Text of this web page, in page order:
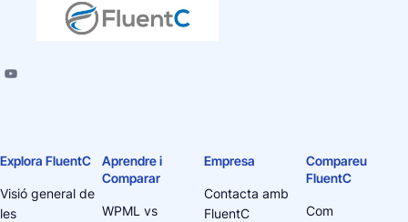
Explora FluentC
Visió general de
les
Aprendre i
Comparar
WPML vs
Empresa
Contacta amb
FluentC
Compareu
FluentC
Com